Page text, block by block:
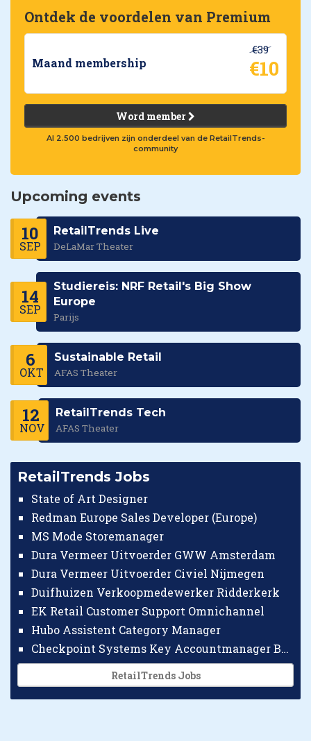
Ontdek de voordelen van Premium
Maand membership
€39
€10
Word member
Al 2.500 bedrijven zijn onderdeel van de RetailTrends-
community
Upcoming events
10
SEP
RetailTrends Live
DeLaMar Theater
14
SEP
Studiereis: NRF Retail's Big Show
Europe
Parijs
6
OKT
Sustainable Retail
AFAS Theater
12
NOV
RetailTrends Tech
AFAS Theater
RetailTrends Jobs
State of Art Designer
Redman Europe Sales Developer (Europe)
MS Mode Storemanager
Dura Vermeer Uitvoerder GWW Amsterdam
Dura Vermeer Uitvoerder Civiel Nijmegen
Duifhuizen Verkoopmedewerker Ridderkerk
EK Retail Customer Support Omnichannel
Hubo Assistent Category Manager
Checkpoint Systems Key Accountmanager Benelux
RetailTrends Jobs